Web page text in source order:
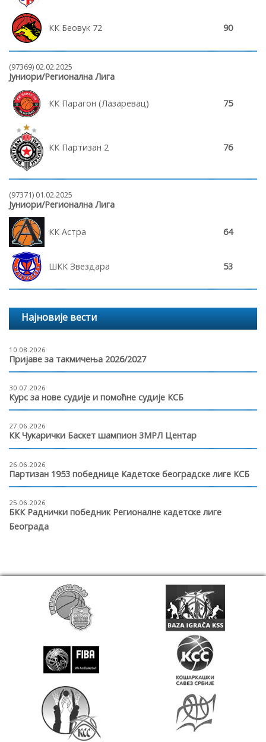
КК Беовук 72 90
(97369) 02.02.2025
Јуниори/Регионална Лига
КК Парагон (Лазаревац) 75
КК Партизан 2 76
(97371) 01.02.2025
Јуниори/Регионална Лига
КК Астра 64
ШКК Звездара 53
Најновије вести
10.08.2026
Пријаве за такмичења 2026/2027
30.07.2026
Курс за нове судије и помоћне судије КСБ
27.06.2026
КК Чукарички Баскет шампион 3МРЛ Центар
26.06.2026
Партизан 1953 победнице Кадетске београдске лиге КСБ
25.06.2026
БКК Раднички победник Регионалне кадетске лиге
Београда